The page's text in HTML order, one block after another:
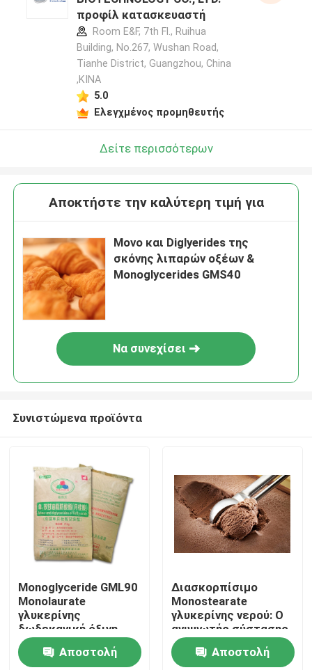
Προϊόντα
Βίντεο
προφίλ κατασκευαστή
Room E&F, 7th Fl., Ruihua
Building, No.267, Wushan Road,
Tianhe District, Guangzhou, China
,ΚΙΝΑ
5.0
Ελεγχμένος προμηθευτής
Δείτε περισσότερων
Αποκτήστε την καλύτερη τιμή για
Μονο και Diglyerides της
σκόνης λιπαρών οξέων &
Monoglycerides GMS40
Να συνεχίσει
Συνιστώμενα προϊόντα
Monoglyceride GML90
Monolaurate
γλυκερίνης
δωδεκανική όξινη
σκόνη για τα τρόφιμα
Αποστολή
Διασκορπίσιμο
Monostearate
γλυκερίνης νερού: Ο
ανυψωτής σύστασης
παγωτού για
κρεμώδη και ομαλό
Αποστολή